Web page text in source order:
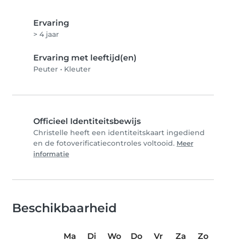
Ervaring
> 4 jaar
Ervaring met leeftijd(en)
Peuter • Kleuter
Officieel Identiteitsbewijs
Christelle heeft een identiteitskaart ingediend
en de fotoverificatiecontroles voltooid. Meer
informatie
Beschikbaarheid
Ma Di Wo Do Vr Za
Zo